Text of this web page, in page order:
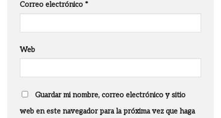
Correo electrónico *
Web
Guardar mi nombre, correo electrónico y sitio
web en este navegador para la próxima vez que haga